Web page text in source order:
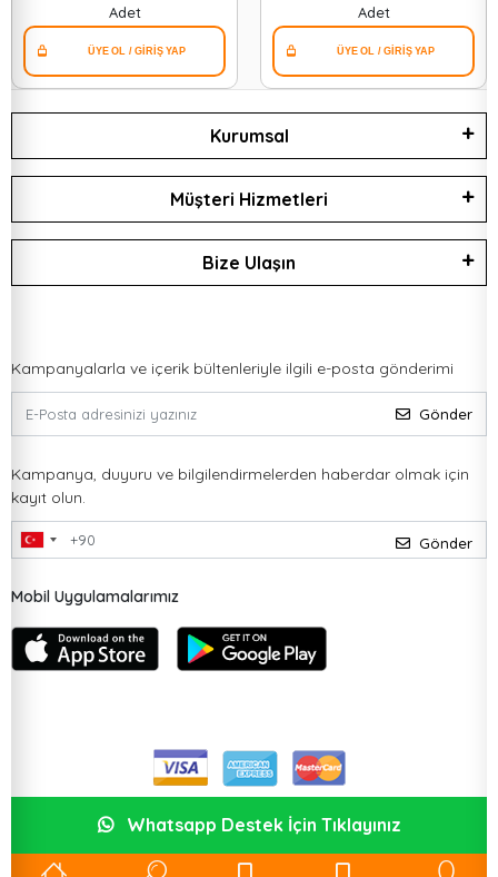
Montaj)*40
Adet
Adet
Kurumsal
Müşteri Hizmetleri
Bize Ulaşın
Kampanyalarla ve içerik bültenleriyle ilgili e-posta gönderimi
Gönder
Kampanya, duyuru ve bilgilendirmelerden haberdar olmak için
kayıt olun.
Gönder
Mobil Uygulamalarımız
Whatsapp Destek İçin Tıklayınız